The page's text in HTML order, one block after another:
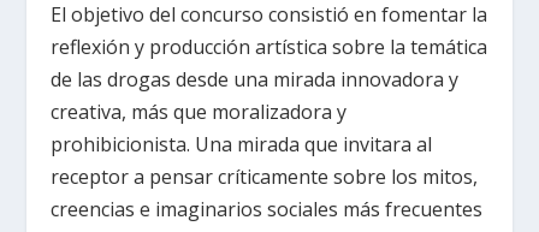
El objetivo del concurso consistió en fomentar la
reflexión y producción artística sobre la temática
de las drogas desde una mirada innovadora y
creativa, más que moralizadora y
prohibicionista. Una mirada que invitara al
receptor a pensar críticamente sobre los mitos,
creencias e imaginarios sociales más frecuentes